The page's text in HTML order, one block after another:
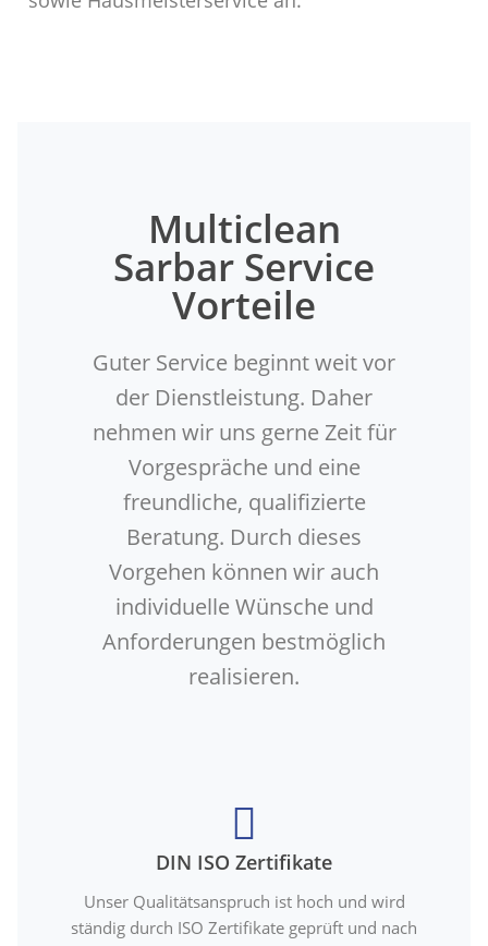
Multiclean
Sarbar Service
Vorteile
Guter Service beginnt weit vor
der Dienstleistung. Daher
nehmen wir uns gerne Zeit für
Vorgespräche und eine
freundliche, qualifizierte
Beratung. Durch dieses
Vorgehen können wir auch
individuelle Wünsche und
Anforderungen bestmöglich
realisieren.
DIN ISO Zertifikate
Unser Qualitätsanspruch ist hoch und wird
ständig durch ISO Zertifikate geprüft und nach